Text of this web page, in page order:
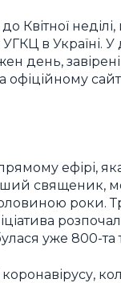
до Квітної
в Україні.
день,
офіційному
ефірі,
священик,
роки.
уже 800-та
коронавірусу,